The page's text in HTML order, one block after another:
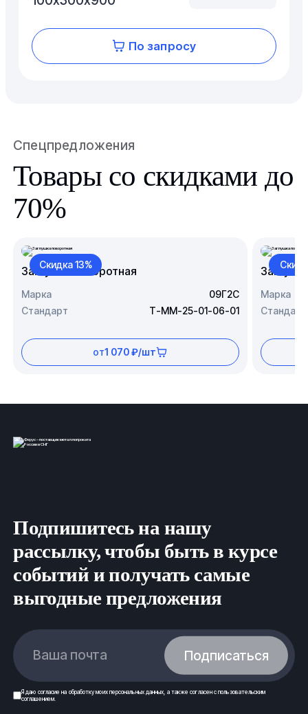
По запросу
Спецпредложения
Товары со скидками до
70%
Скидка 13%
Заглушка поворотная
Марка
09Г2С
Стандарт
Т-ММ-25-01-06-01
от1 070 ₽/шт
Марка
Стандарт
Подпишитесь на нашу
рассылку, чтобы быть в курсе
событий и получать самые
выгодные предложения
Ваша почта Подписаться
Я даю согласие на обработку моих персональных данных , а также согласен спользовательским
соглашением.